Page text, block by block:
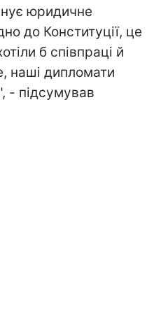
юридичне
до Конституції, це
б співпраці й
наші дипломати
- підсумував